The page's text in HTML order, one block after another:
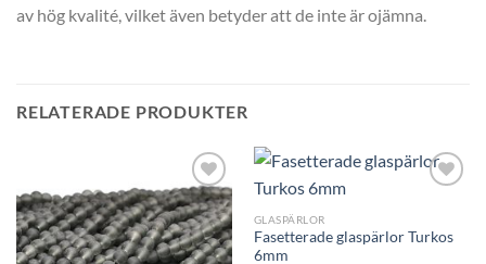
av hög kvalité, vilket även betyder att de inte är ojämna.
RELATERADE PRODUKTER
GLASPÄRLOR
Fasetterade glaspärlor Turkos
6mm